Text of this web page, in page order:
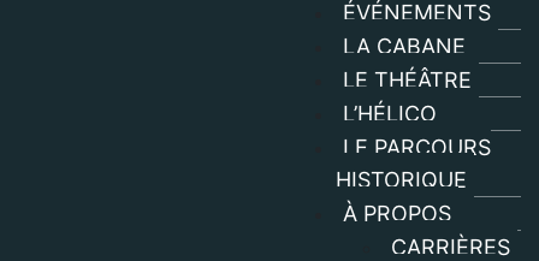
ÉVÉNEMENTS
LA CABANE
LE THÉÂTRE
L’HÉLICO
LE PARCOURS
HISTORIQUE
À PROPOS
CARRIÈRES